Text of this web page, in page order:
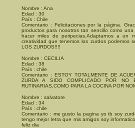
Nombre : Ana
Edad : 30
País : Chile
Comentario : Felicitaciones por la página.
productos para nosotros tan sencillo como
hacer miles de peripecias.Adaptarnos a un
creatividad que tenemos los zurdos podemos
LOS ZURDOS!!!!
Nombre : CECILIA
Edad : 38
País : chile
Comentario : ESTOY TOTALMENTE DE
ZURDA A SIDO COMPLICADO POR NO
RUTINARIAS,COMO PARA LA COCINA POR
Nombre : salvatore
Edad : 34
País : chile
Comentario : me gusto la pagina yo tb soy
tengo mejor letra que mis amigos soy
feliz dia